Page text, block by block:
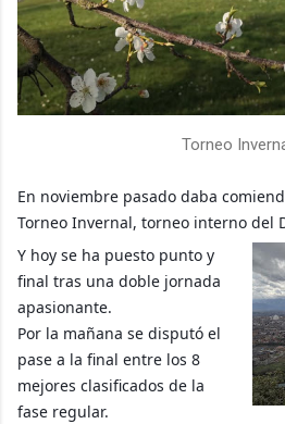
Torneo
En noviembre pasado daba
Torneo Invernal, torneo interno del
Y hoy se ha puesto punto y
final tras una doble jornada
apasionante.
Por la mañana se disputó el
pase a la final entre los 8
mejores clasificados de la
fase regular.